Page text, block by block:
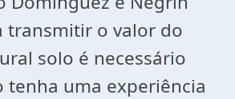
transmitir o valor do
solo é necessário
tenha uma experiência